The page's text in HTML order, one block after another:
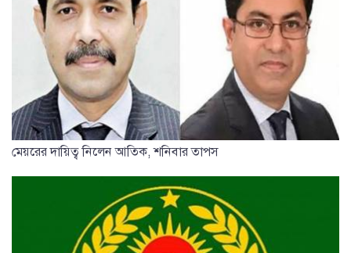
মেয়রের দায়িত্ব নিলেন আতিক, শনিবার তাপস